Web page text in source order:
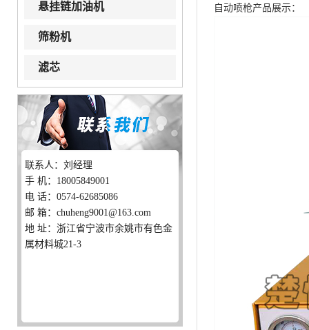
悬挂链加油机
筛粉机
滤芯
联系人：刘经理
手 机：18005849001
电 话：0574-62685086
邮 箱：chuheng9001@163.com
地 址：浙江省宁波市余姚市有色金
属材料城21-3
自动喷枪产品展示：